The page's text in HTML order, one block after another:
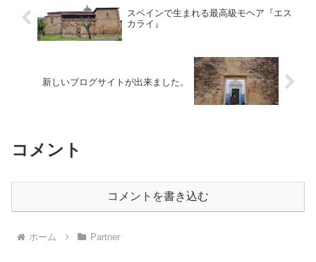
スペインで生まれる最高級モヘア『エス
カライ』
新しいブログサイトが出来ました。
コメント
コメントを書き込む
ホーム Partner